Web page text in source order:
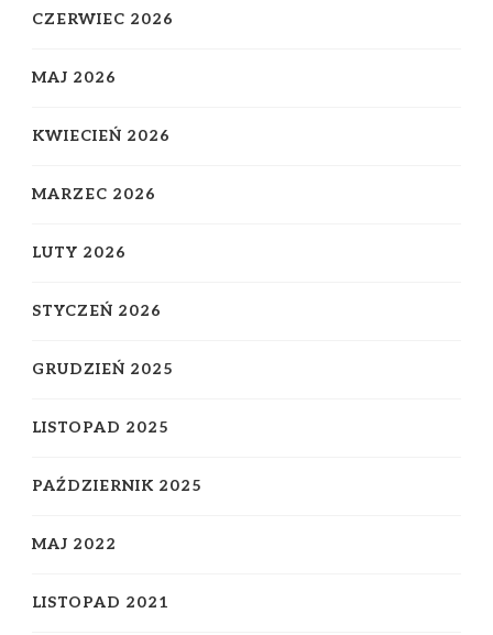
CZERWIEC 2026
MAJ 2026
KWIECIEŃ 2026
MARZEC 2026
LUTY 2026
STYCZEŃ 2026
GRUDZIEŃ 2025
LISTOPAD 2025
PAŹDZIERNIK 2025
MAJ 2022
LISTOPAD 2021